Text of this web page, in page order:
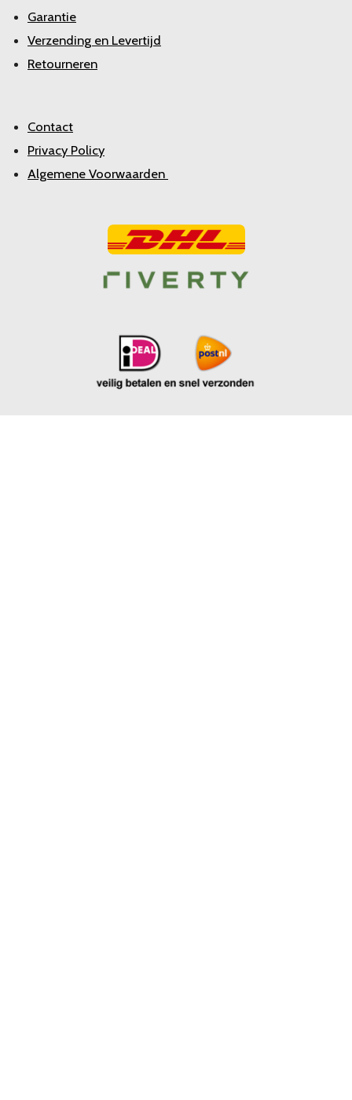
Garantie
Verzending en Levertijd
Retourneren
Contact
Privacy Policy
Algemene Voorwaarden